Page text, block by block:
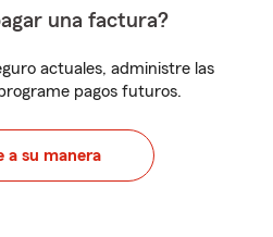
una factura?
actuales, administre las
pagos futuros.
a su manera